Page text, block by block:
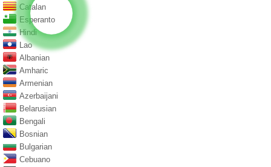
Catalan
Esperanto
Hindi
Lao
Albanian
Amharic
Armenian
Azerbaijani
Belarusian
Bengali
Bosnian
Bulgarian
Cebuano